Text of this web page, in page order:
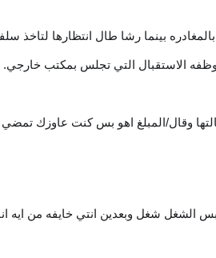
بينما رشا طال انتظارها لتاخذ
الاستقبال التي تجلس بمكتب خارجي.
وقال/المبلغ اهو بس كنت عاوزك
بس الشغل شغل وبعدين انتي خايفه من